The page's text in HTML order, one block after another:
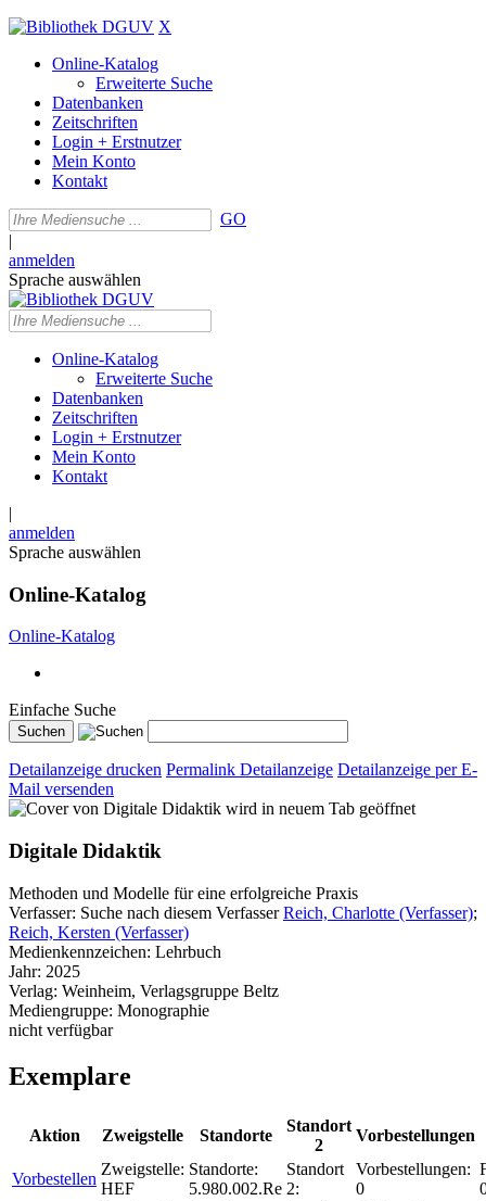
X
Online-Katalog
Erweiterte Suche
Datenbanken
Zeitschriften
Login + Erstnutzer
Mein Konto
Kontakt
GO
|
anmelden
Sprache auswählen
Online-Katalog
Erweiterte Suche
Datenbanken
Zeitschriften
Login + Erstnutzer
Mein Konto
Kontakt
|
anmelden
Sprache auswählen
Online-Katalog
Online-Katalog
Einfache Suche
Detailanzeige drucken Permalink Detailanzeige Detailanzeige per E-
Mail versenden
wird in neuem Tab geöffnet
Digitale Didaktik
Methoden und Modelle für eine erfolgreiche Praxis
Verfasser: Suche nach diesem Verfasser Reich, Charlotte (Verfasser);
Reich, Kersten (Verfasser)
Medienkennzeichen: Lehrbuch
Jahr: 2025
Verlag: Weinheim, Verlagsgruppe Beltz
Mediengruppe: Monographie
nicht verfügbar
Exemplare
Aktion Zweigstelle Standorte
Standort
2
Vorbestellungen
Vorbestellen
Zweigstelle:
HEF
Standorte:
5.980.002.Re
Standort
2:
Vorbestellungen:
0